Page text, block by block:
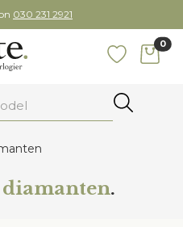
030 231 2921
0
diamanten.